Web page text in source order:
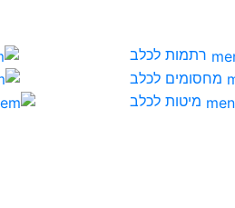
רתמות לכלב
מחסומים לכלב
מיטות לכלב